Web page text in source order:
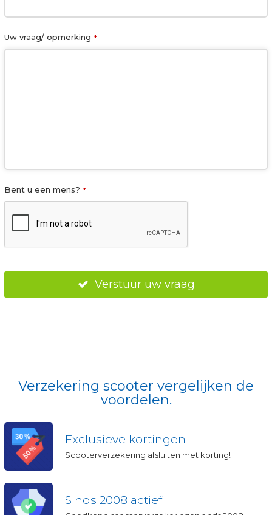
Uw vraag/ opmerking *
C
o
c
E
Bent u een mens? *
Verstuur uw vraag
Verzekering scooter vergelijken de
voordelen.
Exclusieve kortingen
Scooterverzekering afsluiten met korting!
Sinds 2008 actief